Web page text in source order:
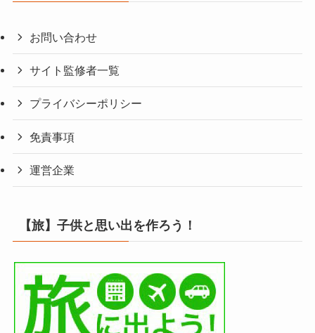
お問い合わせ
サイト監修者一覧
プライバシーポリシー
免責事項
運営企業
【旅】子供と思い出を作ろう！